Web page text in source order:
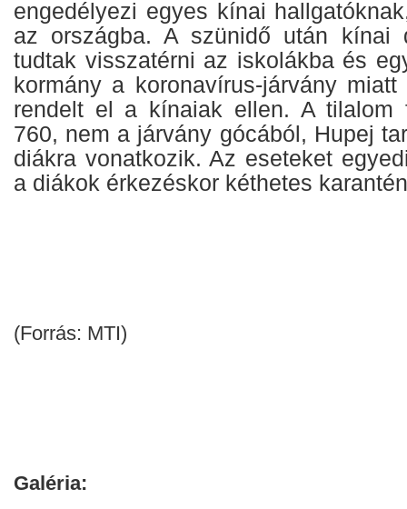
engedélyezi egyes kínai
az országba. A szünidő után kínai
tudtak visszatérni az iskolákba és
kormány a koronavírus-járvány
rendelt el a kínaiak ellen. A tilalom
760, nem a járvány gócából, Hupej
diákra vonatkozik. Az eseteket
a diákok érkezéskor kéthetes
(Forrás: MTI)
Galéria: